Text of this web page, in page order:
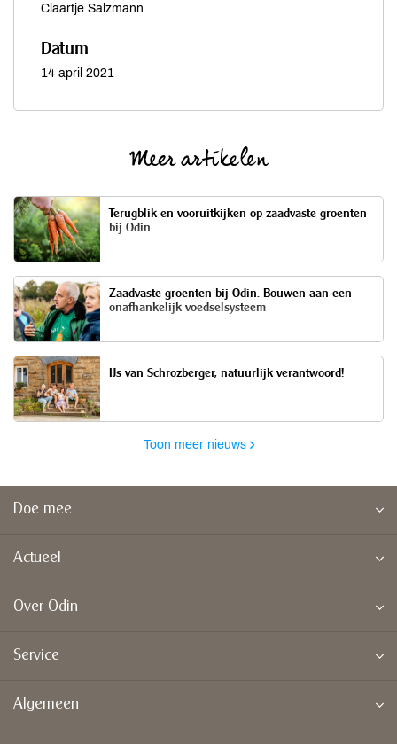
Claartje Salzmann
Datum
14 april 2021
Meer artikelen
Terugblik en vooruitkijken op zaadvaste groenten
bij Odin
Zaadvaste groenten bij Odin. Bouwen aan een
onafhankelijk voedselsysteem
IJs van Schrozberger, natuurlijk verantwoord!
Toon meer nieuws
Doe mee
Actueel
Over Odin
Service
Algemeen